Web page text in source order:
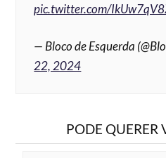
pic.twitter.com/
— Bloco de Esquerda
22, 2024
PODE QUERER